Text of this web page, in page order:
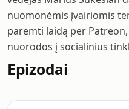
nuomonėmis įvairiomis
paremti laidą per
nuorodos į socialinius
Epizodai